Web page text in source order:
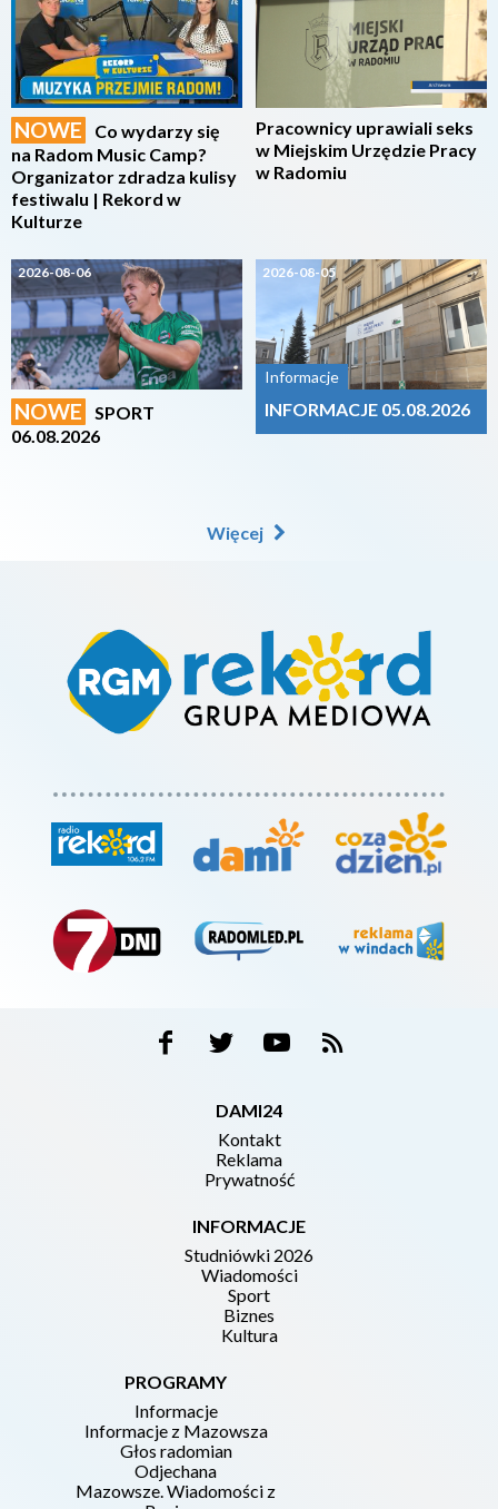
NOWE
Co wydarzy się
na Radom Music Camp?
Organizator zdradza kulisy
festiwalu | Rekord w
Kulturze
2026-08-06
NOWE
SPORT
06.08.2026
Pracownicy uprawiali seks
w Miejskim Urzędzie Pracy
w Radomiu
2026-08-05
Informacje
INFORMACJE 05.08.2026
Więcej
DAMI24
Kontakt
Reklama
Prywatność
INFORMACJE
Studniówki 2026
Wiadomości
Sport
Biznes
Kultura
PROGRAMY
Informacje
Informacje z Mazowsza
Głos radomian
Odjechana
Mazowsze. Wiadomości z